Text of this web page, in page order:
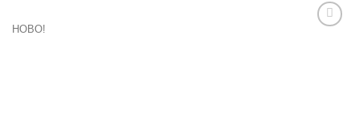
НОВО!